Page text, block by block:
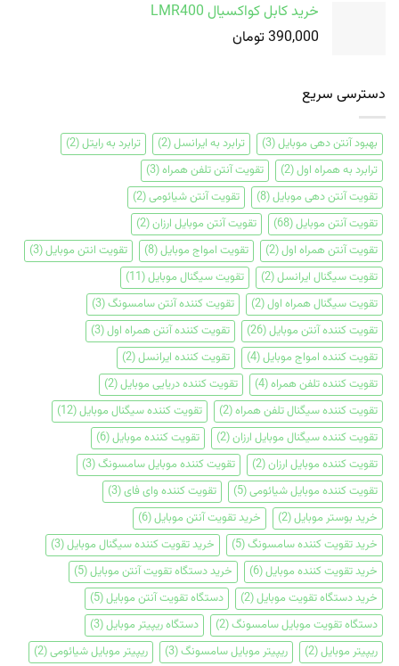
خرید کابل کواکسیال LMR400
390,000 تومان
دسترسی سریع
بهبود آنتن دهی موبایل(3) ترابرد به ایرانسل(2) ترابرد به رایتل(2)
ترابرد به همراه اول(2) تقویت آنتن تلفن همراه(3)
تقویت آنتن دهی موبایل(8) تقویت آنتن شیائومی(2)
تقویت آنتن موبایل(68) تقویت آنتن موبایل ارزان(2)
تقویت آنتن همراه اول(2) تقویت امواج موبایل(8) تقویت انتن موبایل(3)
تقویت سیگنال ایرانسل(2) تقویت سیگنال موبایل(11)
تقویت سیگنال همراه اول(2) تقویت کننده آنتن سامسونگ(3)
تقویت کننده آنتن موبایل(26) تقویت کننده آنتن همراه اول(3)
تقویت کننده امواج موبایل(4) تقویت کننده ایرانسل(2)
تقویت کننده تلفن همراه(4) تقویت کننده دریایی موبایل(2)
تقویت کننده سیگنال تلفن همراه(2) تقویت کننده سیگنال موبایل(12)
تقویت کننده سیگنال موبایل ارزان(2) تقویت کننده موبایل(6)
تقویت کننده موبایل ارزان(2) تقویت کننده موبایل سامسونگ(3)
تقویت کننده موبایل شیائومی(5) تقویت کننده وای فای(3)
خرید بوستر موبایل(2) خرید تقویت آنتن موبایل(6)
خرید تقویت کننده سامسونگ(5) خرید تقویت کننده سیگنال موبایل(3)
خرید تقویت کننده موبایل(6) خرید دستگاه تقویت آنتن موبایل(5)
خرید دستگاه تقویت موبایل(2) دستگاه تقویت آنتن موبایل(5)
دستگاه تقویت موبایل سامسونگ(2) دستگاه ریپیتر موبایل(3)
ریپیتر موبایل(2) ریپیتر موبایل سامسونگ(3) ریپیتر موبایل شیائومی(2)